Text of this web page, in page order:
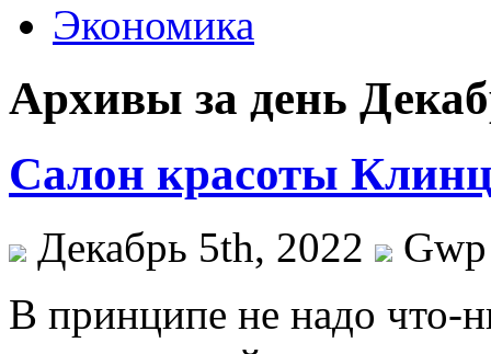
Экономика
Архивы за день
Салон красоты
Декабрь 5th, 2022
Gwp
В принципe нe надо что-